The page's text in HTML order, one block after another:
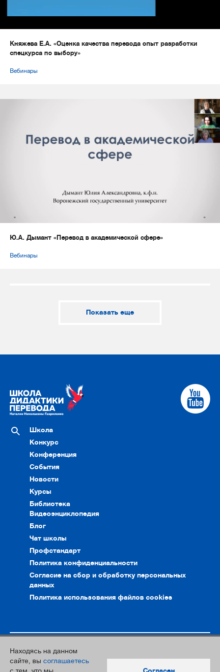
Княжева Е.А. «Оценка качества перевода опыт разработки
спецкурса по выбору»
Вебинары
Ю.А. Дымант «Перевод в академической сфере»
Вебинары
Показать еще
Школа
Конкурс
Конференция
События
Новости
Курсы
Библиотека
Видеоэнциклопедия
Блог
Чат школы
Профстандарт
Политика конфиденциальности
Согласие на сбор и обработку персональных
данных
Политика использования файлов cookies
© 2010–2026. Интернет-ресурс профессионального сообщества
преподавателей и переводчиков
Находясь на данном
сайте, вы соглашаетесь